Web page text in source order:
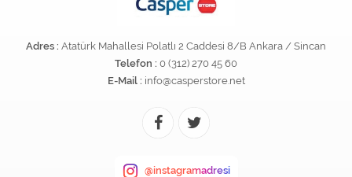
Adres : Atatürk Mahallesi Polatlı 2 Caddesi 8/B Ankara / Sincan
Telefon : 0 (312) 270 45 60
E-Mail : info@casperstore.net
@instagramadresi